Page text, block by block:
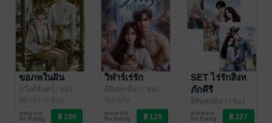
ขอภพในฝัน
ภวังค์จันทร์ / ของ
ขวัญเดือนสาม
นิยายวาย Boy
Love / Yaoi
No Rating
วิฬาร์เร่รัก
ยี่สิบหกมีนา / ของ
ขวัญเดือนสาม
นิยายรัก
No Rating
SET ไร่รักสิงห
ภักคีรี
ยี่สิบหกมีนา / ของ
ขวัญเดือนสาม
No Rating